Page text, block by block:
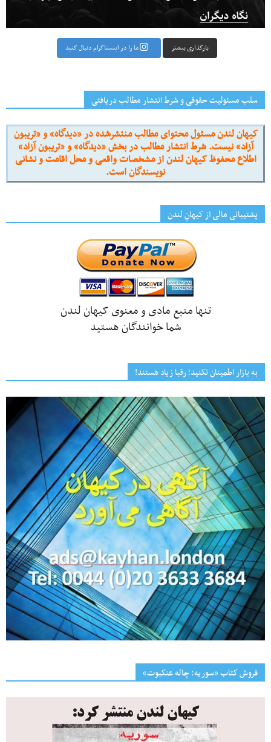
بارگذاری بیشتر ما را در اینستاگرام دنبال کنید
سلب مسئولیت حقوقی و شرط انتشار مطالب دریافتی
کیهان لندن مسئول محتوای مطالب منتشرشده در «دیدگاه» و «تریبون
آزاد» نیست. شرط انتشار مطالب در بخش «دیدگاه» و «تریبون آزاد»
اطلاع محفوظ کیهان لندن از مشخصات واقعی و محل اقامت و نشانی
نویسندگان است.
پشتیبانی مالی از کیهانِ لندن
تنها منبع مادی و معنوی کیهان لندن
شما خوانندگان هستید
به بازار اطمینان نکنید؛ رقبا زیاد هستند!
فروش کتاب «سوریه: چاله عنکبوت»